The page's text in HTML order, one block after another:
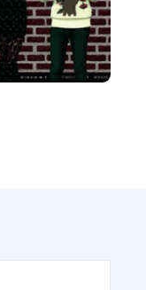
titles that
purchase